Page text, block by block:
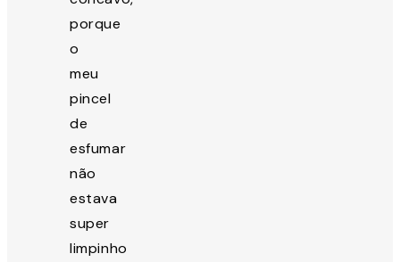
porque
o
meu
pincel
de
esfumar
não
estava
super
limpinho